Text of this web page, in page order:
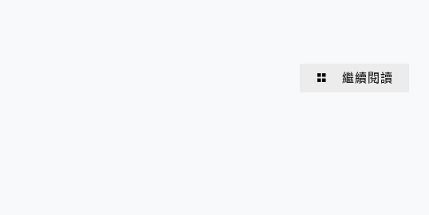
繼續閱讀